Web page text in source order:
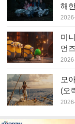
해
미
언즈
7 |
모
(오